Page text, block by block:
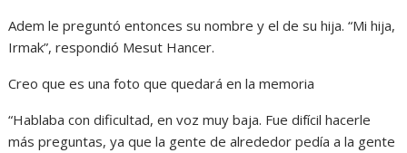
Adem le preguntó entonces su nombre y el de su hija. “Mi hija,
Irmak”, respondió Mesut Hancer.
Creo que es una foto que quedará en la memoria
“Hablaba con dificultad, en voz muy baja. Fue difícil hacerle
más preguntas, ya que la gente de alrededor pedía a la gente